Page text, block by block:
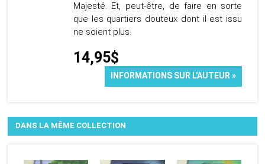
Majesté. Et, peut-être, de faire en sorte
que les quartiers douteux dont il est issu
ne soient plus.
14,95$
INFORMATIONS SUR L'AUTEUR »
DANS LA MÊME COLLECTION